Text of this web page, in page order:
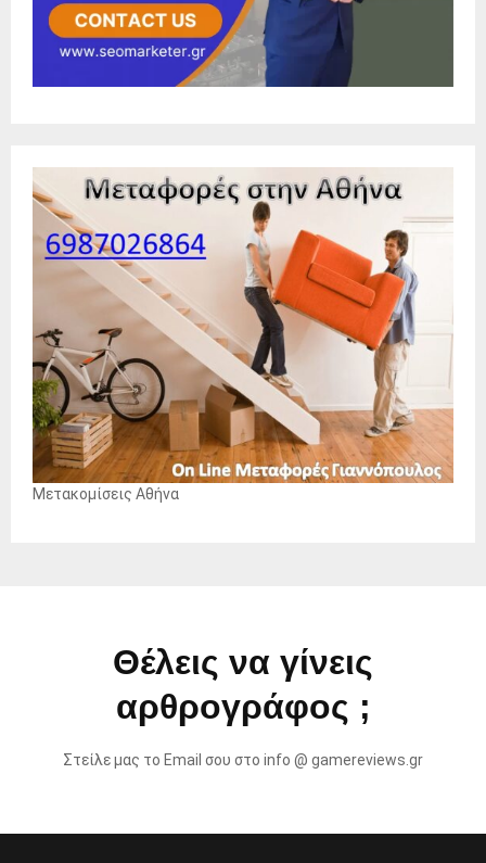
Μετακομίσεις Αθήνα
Θέλεις να γίνεις
αρθρογράφος ;
Στείλε μας το Email σου στο info @ gamereviews.gr